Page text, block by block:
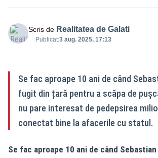
Scris de Realitatea de Galati
Publicat:3 aug. 2025, 17:13
Se fac aproape 10 ani de când
fugit din țară pentru a scăpa de
nu pare interesat de pedepsirea
conectat bine la afacerile cu statul.
Se fac aproape 10 ani de când